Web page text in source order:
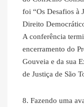
foi “Os Desafios à
Direito
A conferência
encerramento do
Gouveia e da sua
de Justiça de São
8. Fazendo uma